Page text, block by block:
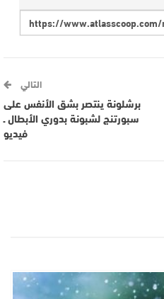
التالي
برشلونة ينتصر بشق الأنفس على
سبورتنج لشبونة بدوري الأبطال ـ
فيديو